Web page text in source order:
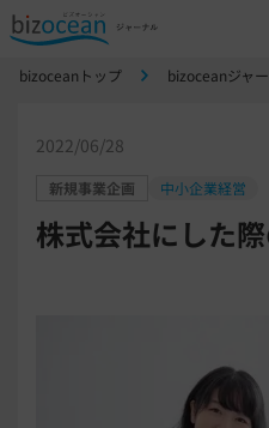
bizoceanトップ bizoceanジャ
2022/06/28
新規事業企画 中小企業経営
株式会社にした